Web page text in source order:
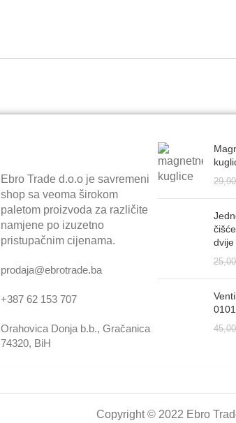
Ebro Trade d.o.o je savremeni
shop sa veoma širokom
paletom proizvoda za različite
namjene po izuzetno
pristupačnim cijenama.
prodaja@ebrotrade.ba
+387 62 153 707
Orahovica Donja b.b., Gračanica
74320, BiH
dvije
Copyright © 2022 Ebro